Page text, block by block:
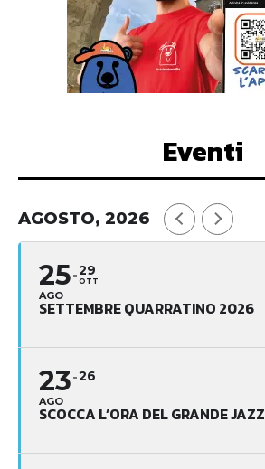
Eventi
AGOSTO, 2026
25
AGO
29
OTT
SETTEMBRE QUARRATINO 2026
23
AGO
26
SCOCCA L’ORA DEL GRANDE JAZZ